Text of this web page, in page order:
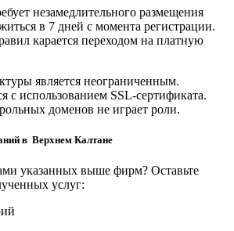
незамедлительного размещения
в 7 дней с момента регистрации.
карается переходом на платную
является неограниченным.
с использованием SSL-сертификата.
доменов не играет роли.
в Верхнем Калтане
указанных выше фирм? Оставьте
услуг: